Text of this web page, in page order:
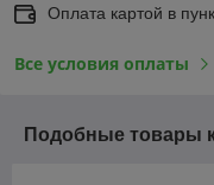
Оплата картой в
Все условия оплаты
Подобные товары